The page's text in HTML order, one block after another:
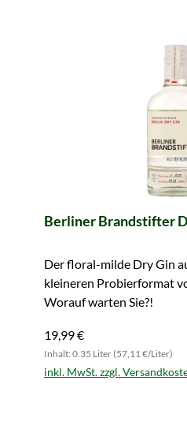
Berliner Brandstifter
Der floral-milde Dry Gin
kleineren Probierformat
Worauf warten Sie?!
19,99 €
Inhalt: 0.35 Liter (57,11 €/Liter)
inkl. MwSt. zzgl.